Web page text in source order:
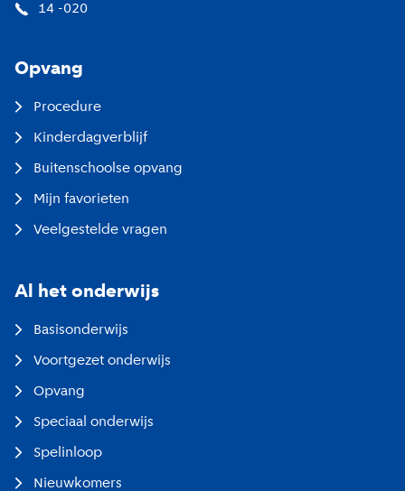
14 -020
Opvang
Procedure
Kinderdagverblijf
Buitenschoolse opvang
Mijn favorieten
Veelgestelde vragen
Al het onderwijs
Basisonderwijs
Voortgezet onderwijs
Opvang
Speciaal onderwijs
Spelinloop
Nieuwkomers